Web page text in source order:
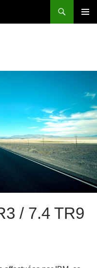
/ 7.4 TR9